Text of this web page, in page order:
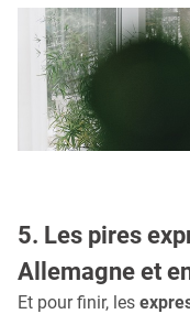
5. Les pires
Allemagne et
Et pour finir, les